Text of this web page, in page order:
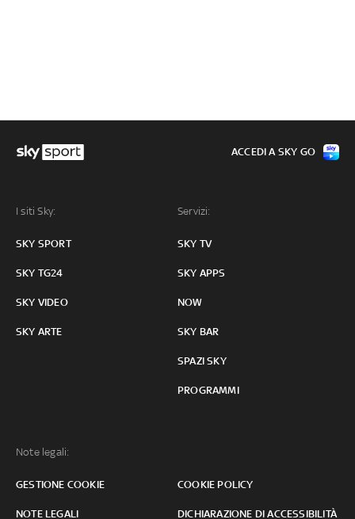
I siti Sky:
SKY SPORT
SKY TG24
SKY VIDEO
SKY ARTE
Servizi:
SKY TV
SKY APPS
NOW
SKY BAR
SPAZI SKY
PROGRAMMI
Note legali:
GESTIONE COOKIE COOKIE POLICY
NOTE LEGALI DICHIARAZIONE DI ACCESSIBILITÀ
ACCEDI A SKY GO